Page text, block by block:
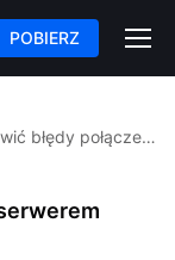
POBIERZ
Jak naprawić błędy połączenia z serwerem Diablo II